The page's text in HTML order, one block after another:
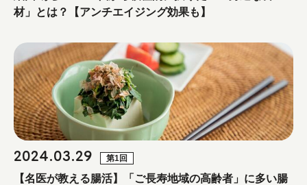
材」とは？【アンチエイジング効果も】
2024.03.29 第1回
【名医が教える腸活】「ご長寿地域の高齢者」に多い腸